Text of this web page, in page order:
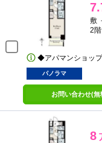
敷
2
◆アパマンショッ
パノラマ
お問い合わせ(無
8